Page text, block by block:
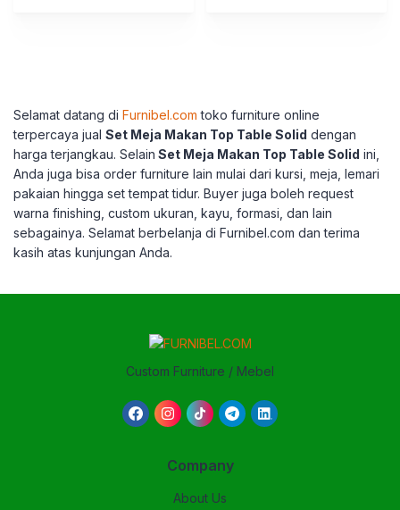
Selamat datang di Furnibel.com toko furniture online
terpercaya jual Set Meja Makan Top Table Solid dengan
harga terjangkau. Selain Set Meja Makan Top Table Solid ini,
Anda juga bisa order furniture lain mulai dari kursi, meja, lemari
pakaian hingga set tempat tidur. Buyer juga boleh request
warna finishing, custom ukuran, kayu, formasi, dan lain
sebagainya. Selamat berbelanja di Furnibel.com dan terima
kasih atas kunjungan Anda.
Custom Furniture / Mebel
Company
About Us